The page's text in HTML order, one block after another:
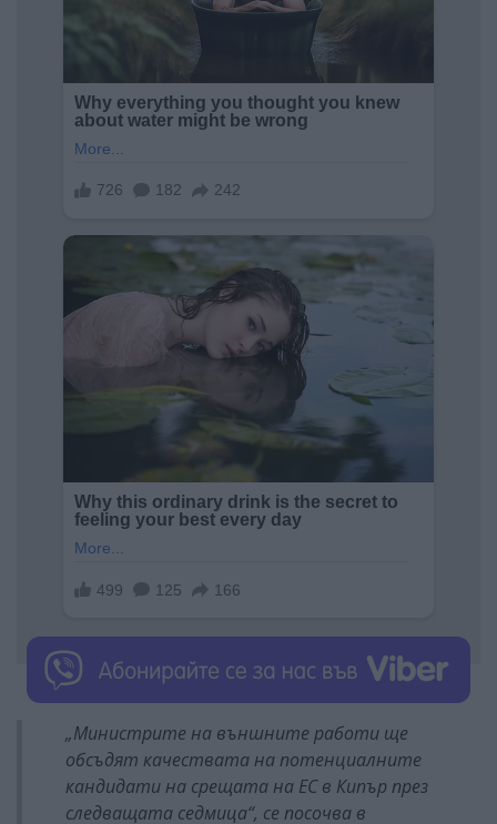
„Министрите на външните работи ще
обсъдят качествата на потенциалните
кандидати на срещата на ЕС в Кипър през
следващата седмица“, се посочва в